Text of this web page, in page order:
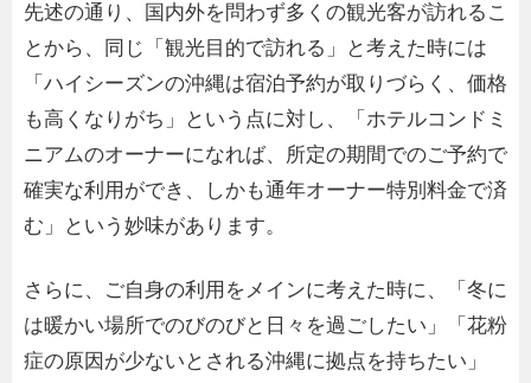
先述の通り、国内外を問わず多くの観光客が訪れるこ
とから、同じ「観光目的で訪れる」と考えた時には
「ハイシーズンの沖縄は宿泊予約が取りづらく、価格
も高くなりがち」という点に対し、「ホテルコンドミ
ニアムのオーナーになれば、所定の期間でのご予約で
確実な利用ができ、しかも通年オーナー特別料金で済
む」という妙味があります。
さらに、ご自身の利用をメインに考えた時に、「冬に
は暖かい場所でのびのびと日々を過ごしたい」「花粉
症の原因が少ないとされる沖縄に拠点を持ちたい」